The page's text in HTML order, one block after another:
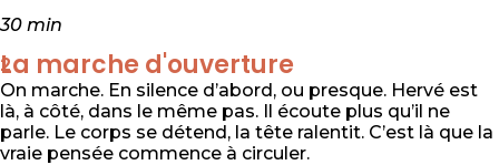
30 min
2
La marche d'ouverture
On marche. En silence d’abord, ou presque. Hervé est
là, à côté, dans le même pas. Il écoute plus qu’il ne
parle. Le corps se détend, la tête ralentit. C’est là que la
vraie pensée commence à circuler.